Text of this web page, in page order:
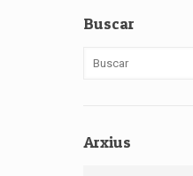
Buscar
Arxius